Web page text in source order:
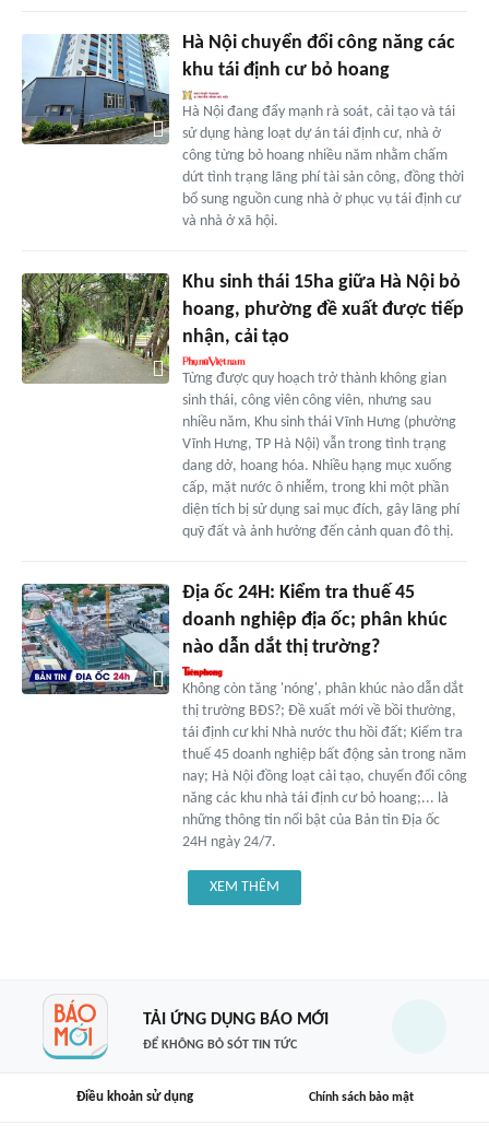
Hà Nội chuyển đổi công năng các
khu tái định cư bỏ hoang
Hà Nội đang đẩy mạnh rà soát, cải tạo và tái
sử dụng hàng loạt dự án tái định cư, nhà ở
công từng bỏ hoang nhiều năm nhằm chấm
dứt tình trạng lãng phí tài sản công, đồng thời
bổ sung nguồn cung nhà ở phục vụ tái định cư
và nhà ở xã hội.
Khu sinh thái 15ha giữa Hà Nội bỏ
hoang, phường đề xuất được tiếp
nhận, cải tạo
Từng được quy hoạch trở thành không gian
sinh thái, công viên công viên, nhưng sau
nhiều năm, Khu sinh thái Vĩnh Hưng (phường
Vĩnh Hưng, TP Hà Nội) vẫn trong tình trạng
dang dở, hoang hóa. Nhiều hạng mục xuống
cấp, mặt nước ô nhiễm, trong khi một phần
diện tích bị sử dụng sai mục đích, gây lãng phí
quỹ đất và ảnh hưởng đến cảnh quan đô thị.
Địa ốc 24H: Kiểm tra thuế 45
doanh nghiệp địa ốc; phân khúc
nào dẫn dắt thị trường?
Không còn tăng 'nóng', phân khúc nào dẫn dắt
thị trường BĐS?; Đề xuất mới về bồi thường,
tái định cư khi Nhà nước thu hồi đất; Kiểm tra
thuế 45 doanh nghiệp bất động sản trong năm
nay; Hà Nội đồng loạt cải tạo, chuyển đổi công
năng các khu nhà tái định cư bỏ hoang;... là
những thông tin nổi bật của Bản tin Địa ốc
24H ngày 24/7.
XEM THÊM
TẢI ỨNG DỤNG BÁO MỚI
ĐỂ KHÔNG BỎ SÓT TIN TỨC
Điều khoản sử dụng Chính sách bảo mật